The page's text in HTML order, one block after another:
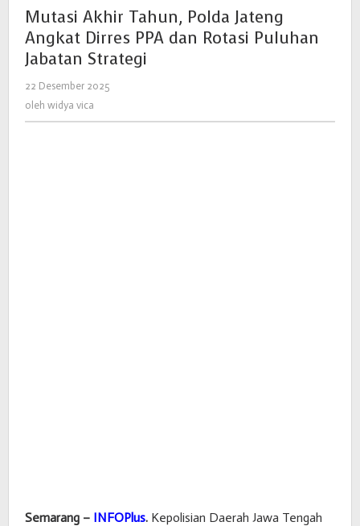
Tahun,
Polda
Jateng
Rotasi
Mutasi Akhir Tahun, Polda Jateng
Angkat Dirres PPA dan Rotasi Puluhan
Jabatan Strategi
22 Desember 2025
oleh widya vica
Semarang – INFOPlus. Kepolisian Daerah Jawa Tengah